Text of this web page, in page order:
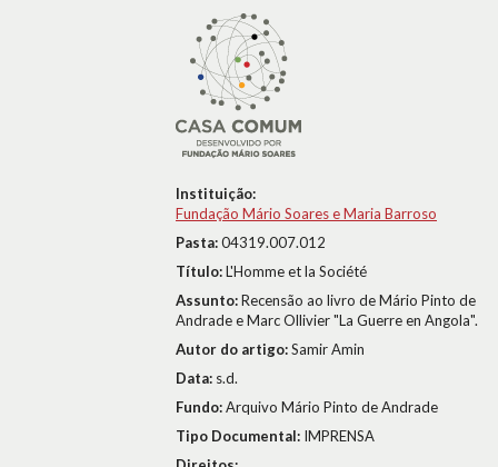
Instituição:
Fundação Mário Soares e Maria Barroso
Pasta:04319.007.012
Título:L'Homme et la Société
Assunto:Recensão ao livro de Mário Pinto de
Andrade e Marc Ollivier "La Guerre en Angola".
Autor do artigo:Samir Amin
Data: s.d.
Fundo:Arquivo Mário Pinto de Andrade
Tipo Documental: IMPRENSA